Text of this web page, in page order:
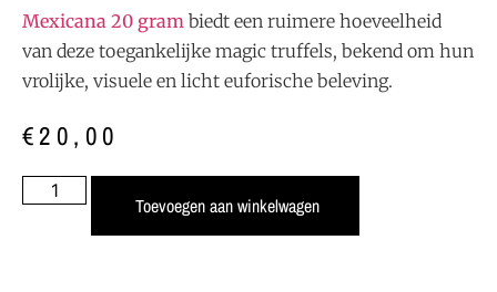
Mexicana 20 gram biedt een ruimere hoeveelheid
van deze toegankelijke magic truffels, bekend om hun
vrolijke, visuele en licht euforische beleving.
€20,00
Toevoegen aan winkelwagen